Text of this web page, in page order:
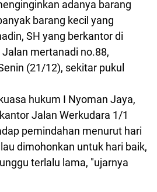
adanya barang
barang kecil yang
SH yang berkantor di
mertanadi no.88,
(21/12), sekitar pukul
hukum I Nyoman Jaya,
Jalan Werkudara 1/1
pemindahan menurut hari
dimohonkan untuk hari baik,
terlalu lama, "ujarnya